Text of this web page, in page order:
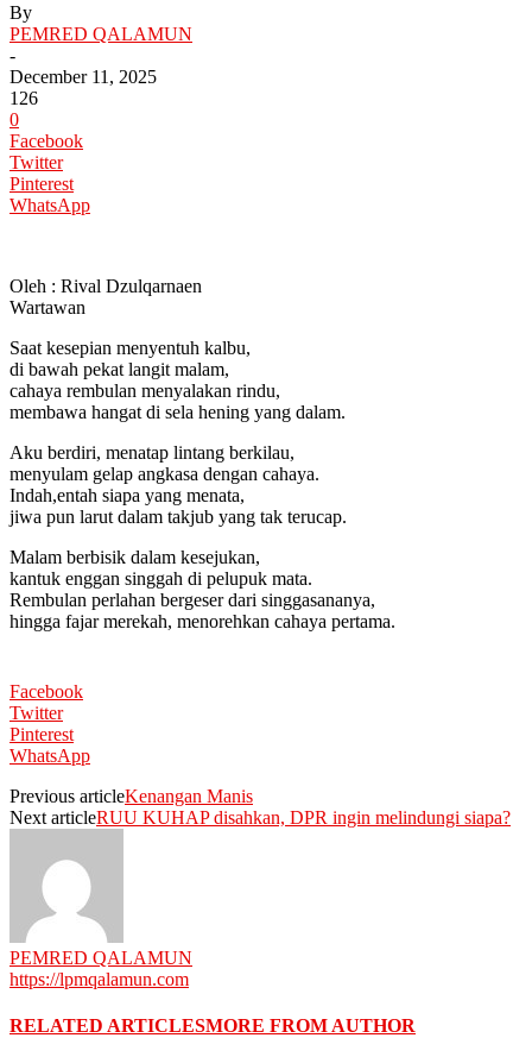
By
PEMRED QALAMUN
-
December 11, 2025
126
0
Facebook
Twitter
Pinterest
WhatsApp
Oleh : Rival Dzulqarnaen
Wartawan
Saat kesepian menyentuh kalbu,
di bawah pekat langit malam,
cahaya rembulan menyalakan rindu,
membawa hangat di sela hening yang dalam.
Aku berdiri, menatap lintang berkilau,
menyulam gelap angkasa dengan cahaya.
Indah,entah siapa yang menata,
jiwa pun larut dalam takjub yang tak terucap.
Malam berbisik dalam kesejukan,
kantuk enggan singgah di pelupuk mata.
Rembulan perlahan bergeser dari singgasananya,
hingga fajar merekah, menorehkan cahaya pertama.
Facebook
Twitter
Pinterest
WhatsApp
Previous articleKenangan Manis
Next articleRUU KUHAP disahkan, DPR ingin melindungi siapa?
PEMRED QALAMUN
https://lpmqalamun.com
RELATED ARTICLESMORE FROM AUTHOR